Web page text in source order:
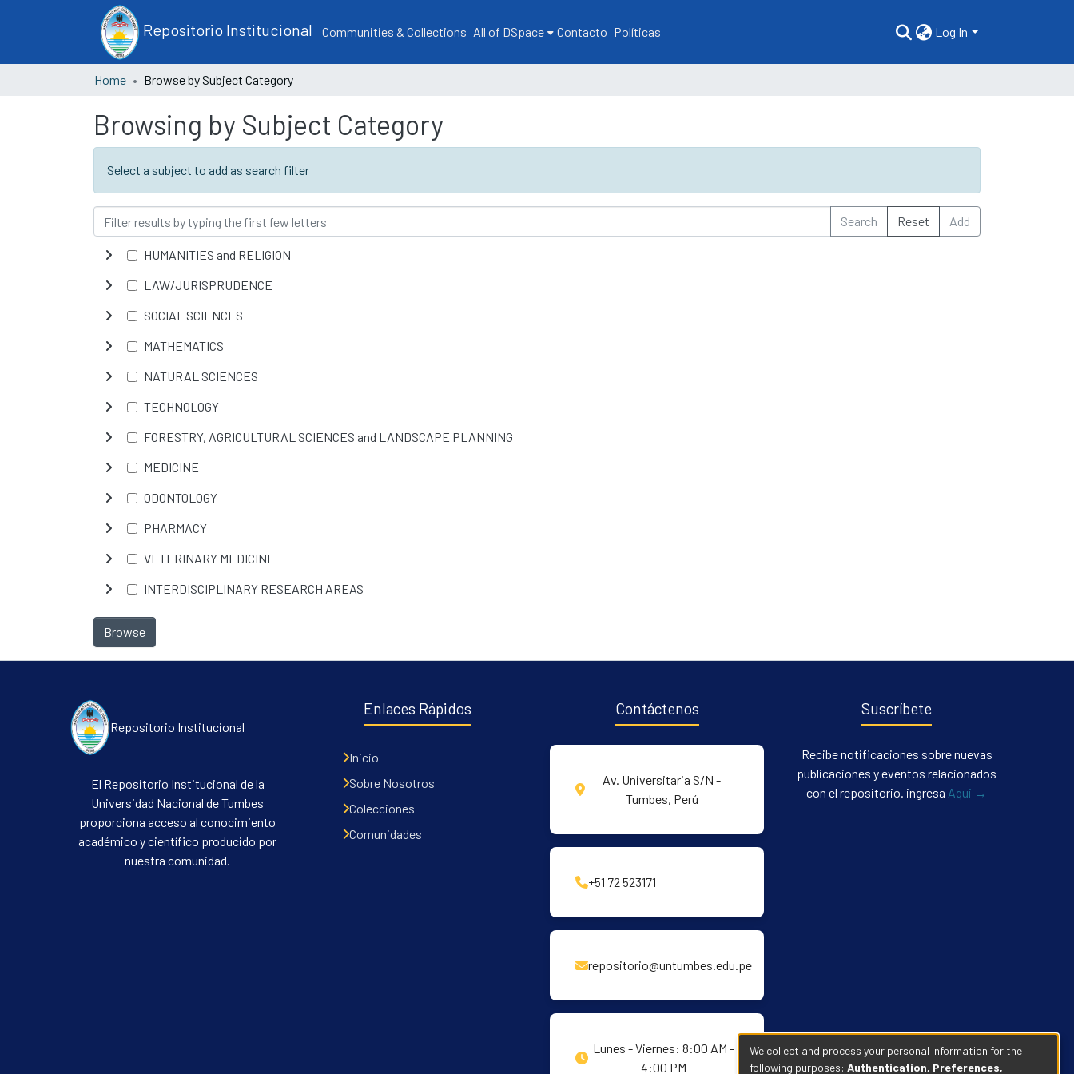
Repositorio Institucional Communities & Collections All of DSpace Contacto Políticas Log In
Home Browse by Subject Category
Browsing by Subject Category
Select a subject to add as search filter
Search Reset Add
HUMANITIES and RELIGION
LAW/JURISPRUDENCE
SOCIAL SCIENCES
MATHEMATICS
NATURAL SCIENCES
TECHNOLOGY
FORESTRY, AGRICULTURAL SCIENCES and LANDSCAPE PLANNING
MEDICINE
ODONTOLOGY
PHARMACY
VETERINARY MEDICINE
INTERDISCIPLINARY RESEARCH AREAS
Browse
Repositorio Institucional
El Repositorio Institucional de la
Universidad Nacional de Tumbes
proporciona acceso al conocimiento
académico y científico producido por
nuestra comunidad.
Enlaces Rápidos
Inicio
Sobre Nosotros
Colecciones
Comunidades
Contáctenos
Av. Universitaria S/N -
Tumbes, Perú
+51 72 523171
repositorio@untumbes.edu.pe
Lunes - Viernes: 8:00 AM -
4:00 PM
Suscríbete
Recibe notificaciones sobre nuevas
publicaciones y eventos relacionados
con el repositorio. ingresa Aqui →
We collect and process your personal information for the
following purposes: Authentication, Preferences,